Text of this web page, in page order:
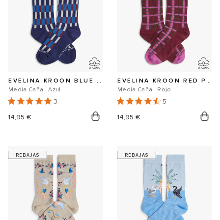
EVELINA KROON BLUE PATTERN
Media Caña · Azul
3
Precio
14,95 €
EVELINA KROON RED PATTERN
Media Caña · Rojo
5
Precio
14,95 €
REBAJAS REBAJAS